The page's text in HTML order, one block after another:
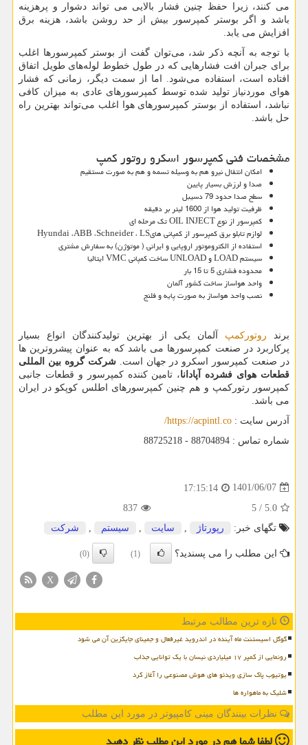
می کنند، زیرا حفظ چنین فشار بالایی می تواند دشوار و پرهزینه
باشد و اگر بوستر کمپرسور بیش از حد روشن باشد، هزینه برق
افزایش می یابد.
با توجه به آنچه ذکر شد، می‌توان گفت از بوستر کمپرسورها اغلب
برای جبران افت فشارهایی که در طول خطوط لوله‌های طویل اتفاق
افتاده است، استفاده می‌شود. اما از سمت دیگر، زمانی که فشار
هوای موردنیاز تولید شده توسط کمپرسورهای عادی به میزان کافی
نباشد، استفاده از بوستر کمپرسورهای هوا اغلب می‌تواند بهترین راه
حل باشد.
مشخصات فنی کمپرسور اسکرو روتور کمپ
امکان انتقال نیرو هم به وسیله تسمه و هم به صورت مستقیم
صدا و لرزش بسیار پایین
سطح صدا حدود 79 دسیبل
ظرفیت تولید هوا از 1600 لیتر بر دقیقه
کمپرسور از نوعOIL INJECTتک مرحله ای
لوازم تابلو برق کمپرسور از کمپانی هایLS،Schneider،ABB،Hyundai
استفاده از الکتروموتور اروپایی و ایرانی ( موتوژن) به سفارش مشتری
سیستمLOADوUNLOADساخت کمپانیVMCایتالیا
محدوده فشاری 5 تا 15 بار
واحد هواساز ساخت کشور آلمان
نصب واحد هواساز به صورت پایه و فلنج
برند روتورکمپ آلمان یکی از بهترین تولیدکنندگان انواع بسیار
پرکاربرد در صنعت کمپرسورها می باشد که به عنوان پیشروترین ها
در صنعت کمپرسور اسکرو در جهان است.شرکت گروه بین المللی
قطعات هوای فشرده آپادانا، تامین کننده کمپرسور و قطعات جانبی
کمپرسور رتورکمپ و هم چنین کمپرسورهای اطلس کوپکو در ایران
می باشد.
آدرس سایت : https://acpintl.co
/
شماره تماس : 88704894 - 88725218
1401/06/07
17:15:14
5.0
/
5
837
تگهای خبر:
رپورتاژ , سایت , سیستم , شركت
این مطلب را می پسندید؟ (1)
(0)
X
تازه ترین مطالب مرتبط
گوگل اسیستنت ماه آینده در اندروید غیرفعال و جمینای جایگزین آن می شود
رونمایی از کمپر ۱۷ میلیاردی نیسان با یک توانایی جذاب
یوتیوب پاک سازی ویدئو های هوش مصنوعی را آغاز کرد
شلیک به ماهواره ها
نظرات بینندگان مینی کامپیوتر در مورد این مطلب